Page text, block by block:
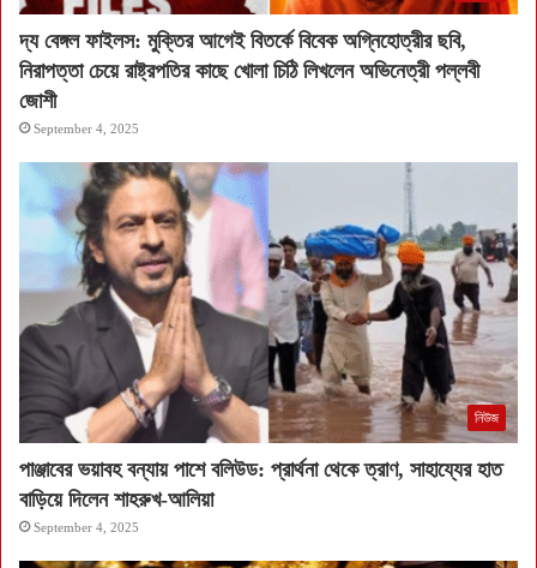
দ্য বেঙ্গল ফাইলস: মুক্তির আগেই বিতর্কে বিবেক অগ্নিহোত্রীর ছবি,
নিরাপত্তা চেয়ে রাষ্ট্রপতির কাছে খোলা চিঠি লিখলেন অভিনেত্রী পল্লবী
জোশী
September 4, 2025
নিউজ
পাঞ্জাবের ভয়াবহ বন্যায় পাশে বলিউড: প্রার্থনা থেকে ত্রাণ, সাহায্যের হাত
বাড়িয়ে দিলেন শাহরুখ-আলিয়া
September 4, 2025